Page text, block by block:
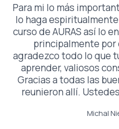
Para mi lo más
lo haga
curso de AURAS así lo
principalmente por
agradezco todo lo que
aprender, valiosos
Gracias a todas las
reunieron allí.
Michal